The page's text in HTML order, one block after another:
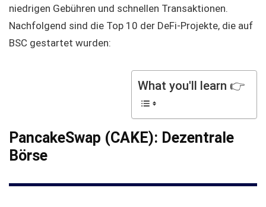
niedrigen Gebühren und schnellen Transaktionen.
Nachfolgend sind die Top 10 der DeFi-Projekte, die auf
BSC gestartet wurden:
What you'll learn 👉
PancakeSwap (CAKE): Dezentrale
Börse